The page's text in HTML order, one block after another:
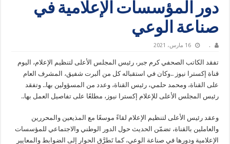
دور المؤسسات الإعلامية في
صناعة الوعي
. 16 مارس، 2021
تفقد الكاتب الصحفي كرم جبر، رئيس المجلس الأعلى لتنظيم الإعلام، اليوم
قناة إكسترا نيوز ..وكان في استقباله كل من ألبرت شفيق، المشرف العام
على القناة، ومحمد حلمي، رئيس القناة، وعدد من المسؤولين بها.. وتفقد
رئيس المجلس الأعلى للإعلام إكسترا نيوز، مطلعًا على تفاصيل العمل بها..
وعقد رئيس الأعلى لتنظيم الإعلام لقاءً موسعًا مع المذيعين والمحررين
والعاملين بالقناة، تضمّن الحديث حول الدور الوطني والاجتماعي للمؤسسات
الإعلامية ودورها في صناعة الوعي، كما تَطرَّق الحوار إلى الضوابط والمعايير